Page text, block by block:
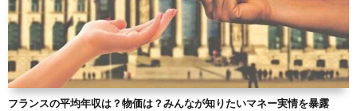
フランスの平均年収は？物価は？みんなが知りたいマネー実情を暴露